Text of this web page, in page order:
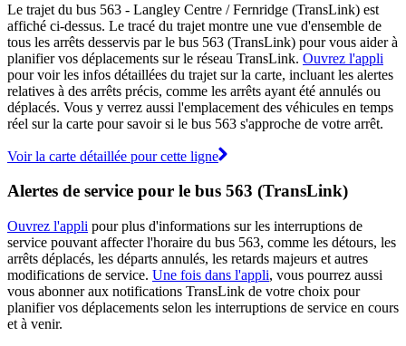
Le trajet du bus 563 - Langley Centre / Fernridge (TransLink) est
affiché ci-dessus. Le tracé du trajet montre une vue d'ensemble de
tous les arrêts desservis par le bus 563 (TransLink) pour vous aider à
planifier vos déplacements sur le réseau TransLink. Ouvrez l'appli
pour voir les infos détaillées du trajet sur la carte, incluant les alertes
relatives à des arrêts précis, comme les arrêts ayant été annulés ou
déplacés. Vous y verrez aussi l'emplacement des véhicules en temps
réel sur la carte pour savoir si le bus 563 s'approche de votre arrêt.
Voir la carte détaillée pour cette ligne
Alertes de service pour le bus 563 (TransLink)
Ouvrez l'appli pour plus d'informations sur les interruptions de
service pouvant affecter l'horaire du bus 563, comme les détours, les
arrêts déplacés, les départs annulés, les retards majeurs et autres
modifications de service. Une fois dans l'appli, vous pourrez aussi
vous abonner aux notifications TransLink de votre choix pour
planifier vos déplacements selon les interruptions de service en cours
et à venir.